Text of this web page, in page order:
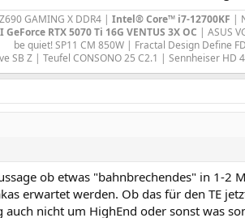
GAMING X DDR4 | Intel® Core™ i7-12700KF |
GeForce RTX 5070 Ti 16G VENTUS 3X OC | ASUS
be quiet! SP11 CM 850W | Fractal Design Define
SB Z | Teufel CONSONO 25 C2.1 | Sennheiser HD
ob etwas "bahnbrechendes" in 1-2
erwartet werden. Ob das für den TE
auch nicht um HighEnd oder sonst was